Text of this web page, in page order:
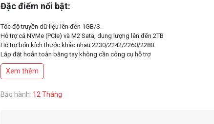
Đặc điểm nổi bật:
Tốc độ truyền dữ liệu lên đến 1GB/S.
Hỗ trợ cả NVMe (PCIe) và M2 Sata, dung lượng lên đến 2TB
Hỗ trợ bốn kích thước khác nhau 2230/2242/2260/2280.
Lắp đặt hoằn toàn bằng tay không cần công cụ hỗ trợ
Xem thêm
Bảo hành: 12 Tháng